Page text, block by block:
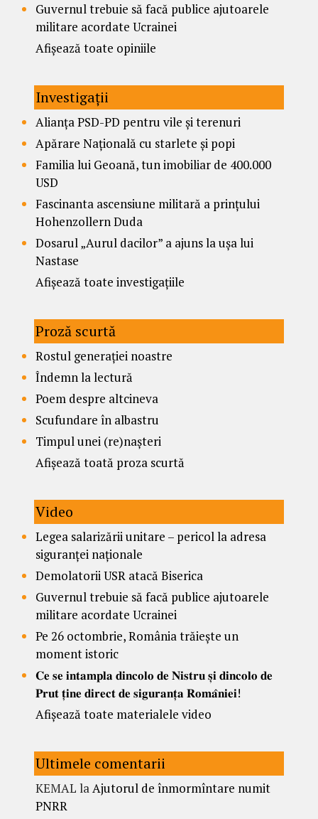
Guvernul trebuie să facă publice ajutoarele
militare acordate Ucrainei
Afișează toate opiniile
Investigații
Alianța PSD-PD pentru vile și terenuri
Apărare Națională cu starlete și popi
Familia lui Geoană, tun imobiliar de 400.000
USD
Fascinanta ascensiune militară a prințului
Hohenzollern Duda
Dosarul „Aurul dacilor” a ajuns la ușa lui
Nastase
Afișează toate investigațiile
Proză scurtă
Rostul generației noastre
Îndemn la lectură
Poem despre altcineva
Scufundare în albastru
Timpul unei (re)nașteri
Afișează toată proza scurtă
Video
Legea salarizării unitare – pericol la adresa
siguranței naționale
Demolatorii USR atacă Biserica
Guvernul trebuie să facă publice ajutoarele
militare acordate Ucrainei
Pe 26 octombrie, România trăiește un
moment istoric
𝐂𝐞 𝐬𝐞 𝐢𝐧𝐭𝐚𝐦𝐩𝐥𝐚 𝐝𝐢𝐧𝐜𝐨𝐥𝐨 𝐝𝐞 𝐍𝐢𝐬𝐭𝐫𝐮 𝐬̦𝐢 𝐝𝐢𝐧𝐜𝐨𝐥𝐨 𝐝𝐞
𝐏𝐫𝐮𝐭 𝐭̦𝐢𝐧𝐞 𝐝𝐢𝐫𝐞𝐜𝐭 𝐝𝐞 𝐬𝐢𝐠𝐮𝐫𝐚𝐧𝐭̦𝐚 𝐑𝐨𝐦𝐚̂𝐧𝐢𝐞𝐢!
Afișează toate materialele video
Ultimele comentarii
KEMAL laAjutorul de înmormîntare numit
PNRR